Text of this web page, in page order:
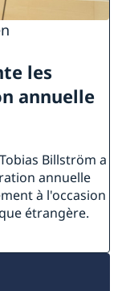
les
annuelle
Billström a
annuelle
à l'occasion
étrangère.